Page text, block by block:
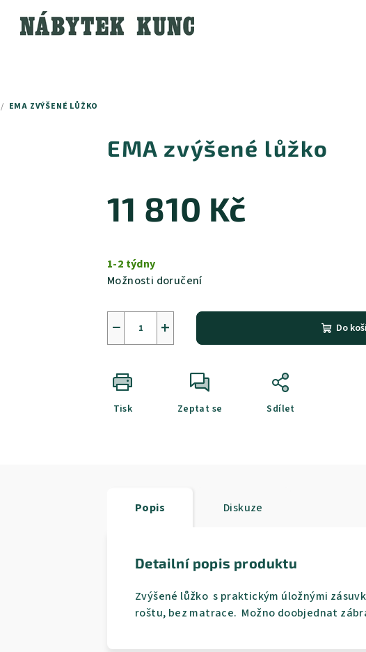
/ EMA ZVÝŠENÉ LŮŽKO
EMA zvýšené lůžko
11 810 Kč
cena:
1-2 týdny
Možnosti doručení
+
− Do
Tisk Zeptat se Sdílet
Popis Diskuze
Detailní popis produktu
Zvýšené lůžko s praktickým úložnými
roštu, bez matrace. Možno doobjednat